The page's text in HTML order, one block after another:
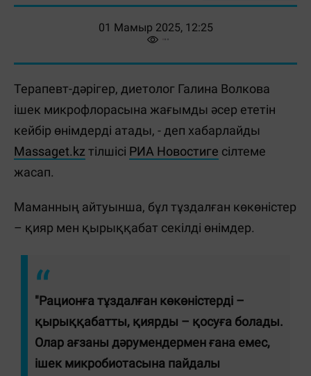
01 Мамыр 2025, 12:25
Терапевт-дәрігер, диетолог Галина Волкова
ішек микрофлорасына жағымды әсер ететін
кейбір өнімдерді атады, - деп хабарлайды
Massaget.kzтілшісі РИА Новостиге сілтеме
жасап.
Маманның айтуынша, бұл тұздалған көкөністер
– қияр мен қырыққабат секілді өнімдер.
"Рационға тұздалған көкөністерді –
қырыққабатты, қиярды – қосуға болады.
Олар ағзаны дәрумендермен ғана емес,
ішек микробиотасына пайдалы